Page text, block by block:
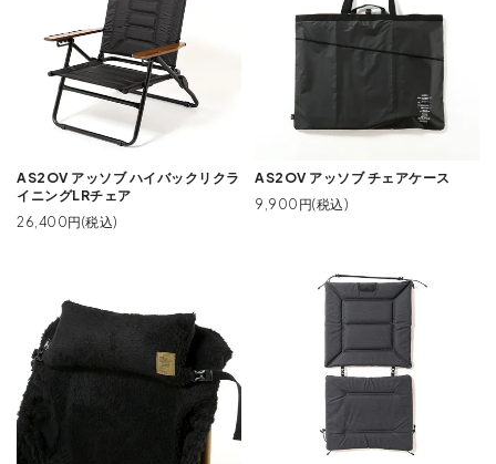
AS2OV アッソブ ハイバックリクラ
イニングLRチェア
26,400円(税込)
AS2OV アッソブ チェアケース
9,900円(税込)